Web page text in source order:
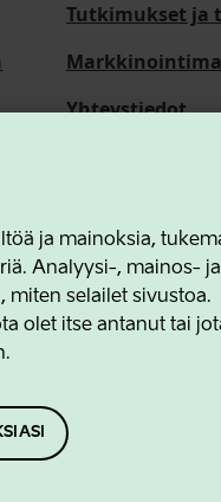
ja mainoksia,
Analyysi-, mainos- ja
miten selailet sivustoa.
olet itse antanut tai
Tutkimukset ja
Yhteystiedot
Innovation Agency